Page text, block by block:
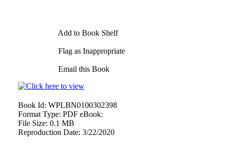
Add to Book Shelf
Flag as Inappropriate
Email this Book
Book Id: WPLBN0100302398
Format Type: PDF eBook:
File Size: 0.1 MB
Reproduction Date: 3/22/2020